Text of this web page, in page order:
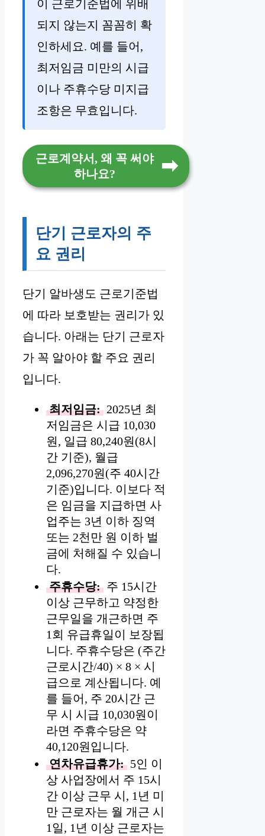
이 근로기준법에 위배
되지 않는지 꼼꼼히 확
인하세요. 예를 들어,
최저임금 미만의 시급
이나 주휴수당 미지급
조항은 무효입니다.
근로계약서, 왜 꼭 써야
하나요?
단기 근로자의 주
요 권리
단기 알바생도 근로기준법
에 따라 보호받는 권리가 있
습니다. 아래는 단기 근로자
가 꼭 알아야 할 주요 권리
입니다.
최저임금: 2025년 최
저임금은 시급 10,030
원, 일급 80,240원(8시
간 기준), 월급
2,096,270원(주 40시간
기준)입니다. 이보다 적
은 임금을 지급하면 사
업주는 3년 이하 징역
또는 2천만 원 이하 벌
금에 처해질 수 있습니
다.
주휴수당: 주 15시간
이상 근무하고 약정한
근무일을 개근하면 주
1회 유급휴일이 보장됩
니다. 주휴수당은 (주간
근로시간/40) × 8 × 시
급으로 계산됩니다. 예
를 들어, 주 20시간 근
무 시 시급 10,030원이
라면 주휴수당은 약
40,120원입니다.
연차유급휴가: 5인 이
상 사업장에서 주 15시
간 이상 근무 시, 1년 미
만 근로자는 월 개근 시
1일, 1년 이상 근로자는